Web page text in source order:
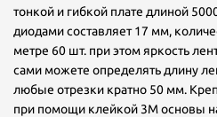
тонкой и гибкой плате длиной
диодами составляет 17 мм,
метре 60 шт. при этом яркость
сами можете определять длину
любые отрезки кратно 50 мм.
при помощи клейкой 3М основы